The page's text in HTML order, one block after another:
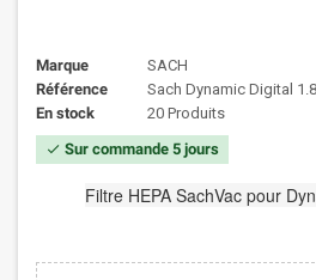
Marque
SACH
Référence
Sach Dynamic Digital 1.8
En stock
20 Produits
check Sur commande 5 jours
Filtre HEPA SachVac pour